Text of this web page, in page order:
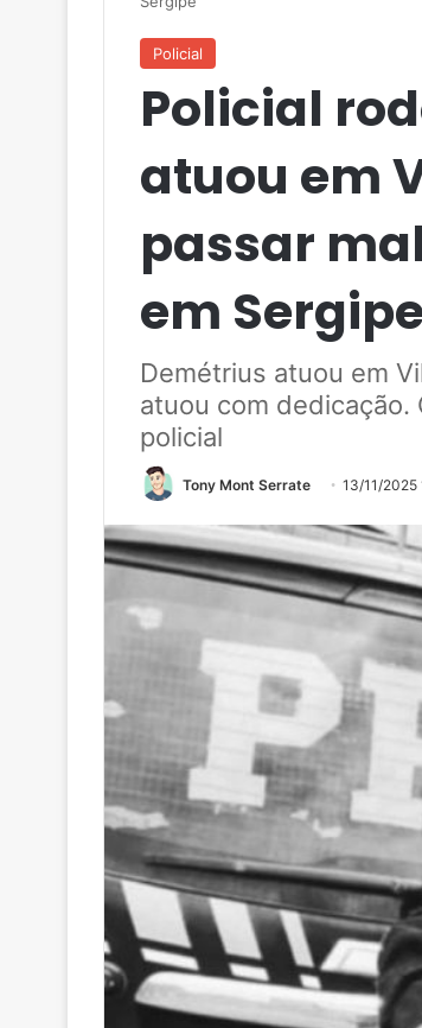
Policial
Policial
atuou em
passar
em
Demétrius atuou em
atuou com dedicação.
policial
Tony Mont Serrate 13/11/2025